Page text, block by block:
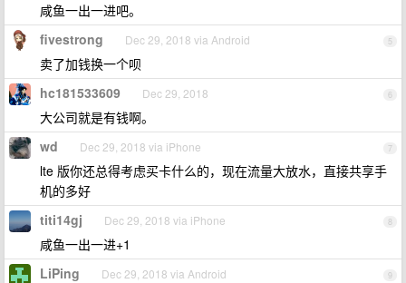
咸鱼一出一进吧。
5
fivestrong Dec 29, 2018 via Android
卖了加钱换一个呗
6
hc181533609 Dec 29, 2018
大公司就是有钱啊。
7
wd Dec 29, 2018 via iPhone
lte 版你还总得考虑买卡什么的，现在流量大放水，直接共享手
机的多好
8
titi14gj Dec 29, 2018 via iPhone
咸鱼一出一进+1
9
LiPing Dec 29, 2018 via Android